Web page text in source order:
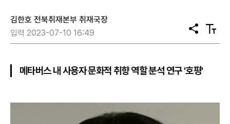
김한호 전북취재본부 취재국장
입력 2023-07-10 16:49
공
유
텍
스
메타버스 내 사용자 문화적 취향 역할 분석 연구 '호평'